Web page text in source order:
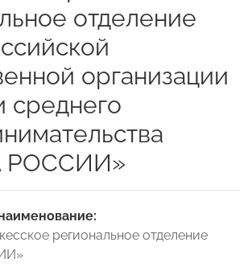
отделение
организации
среднего
РОССИИ»
региональное отделение